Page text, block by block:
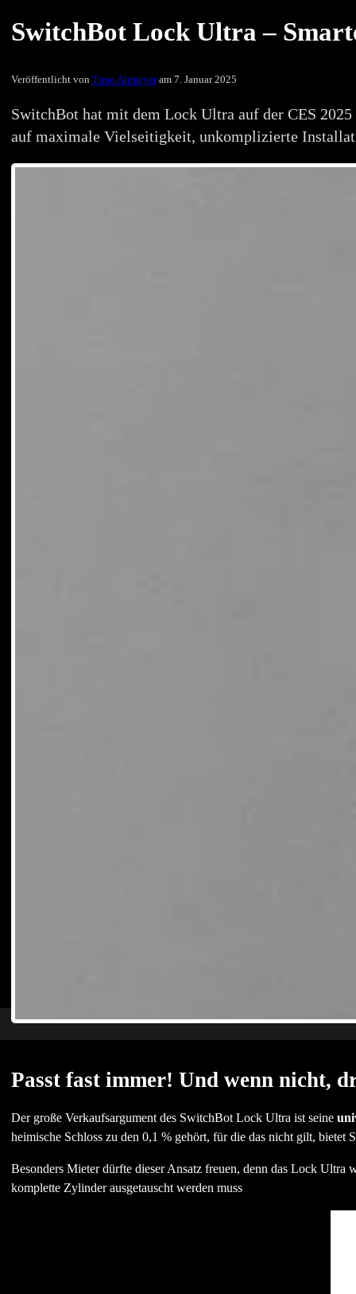
SwitchBot Lock Ultra –
Veröffentlicht von Timo Altmeyeram 7. Januar 2025
SwitchBot hat mit dem Lock Ultra auf der CES
auf maximale Vielseitigkeit, unkomplizierte
Passt fast immer! Und wenn nicht,
Der große Verkaufsargument des SwitchBot Lock Ultra ist seine
heimische Schloss zu den 0,1 % gehört, für die das nicht gilt, bietet
Besonders Mieter dürfte dieser Ansatz freuen, denn das Lock Ultra
komplette Zylinder ausgetauscht werden muss